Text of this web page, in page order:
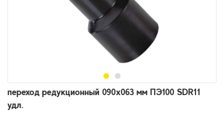
переход редукционный 090х063 мм ПЭ100 SDR11
удл.